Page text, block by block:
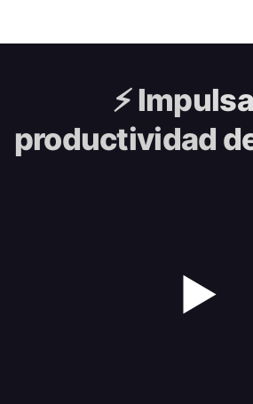
⚡️
productividad
▶